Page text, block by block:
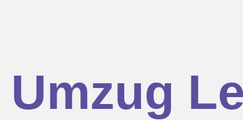
Umzug